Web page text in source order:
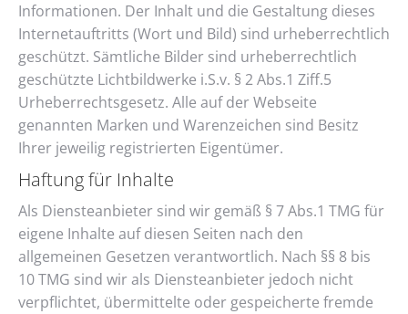
Informationen. Der Inhalt und die Gestaltung dieses
Internetauftritts (Wort und Bild) sind urheberrechtlich
geschützt. Sämtliche Bilder sind urheberrechtlich
geschützte Lichtbildwerke i.S.v. § 2 Abs.1 Ziff.5
Urheberrechtsgesetz. Alle auf der Webseite
genannten Marken und Warenzeichen sind Besitz
Ihrer jeweilig registrierten Eigentümer.
Haftung für Inhalte
Als Diensteanbieter sind wir gemäß § 7 Abs.1 TMG für
eigene Inhalte auf diesen Seiten nach den
allgemeinen Gesetzen verantwortlich. Nach §§ 8 bis
10 TMG sind wir als Diensteanbieter jedoch nicht
verpflichtet, übermittelte oder gespeicherte fremde